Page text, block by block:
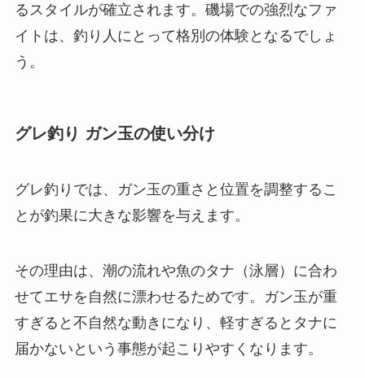
るスタイルが確立されます。磯場での強烈なファ
イトは、釣り人にとって格別の体験となるでしょ
う。
グレ釣り ガン玉の使い分け
グレ釣りでは、ガン玉の重さと位置を調整するこ
とが釣果に大きな影響を与えます。
その理由は、潮の流れや魚のタナ（泳層）に合わ
せてエサを自然に漂わせるためです。ガン玉が重
すぎると不自然な動きになり、軽すぎるとタナに
届かないという事態が起こりやすくなります。